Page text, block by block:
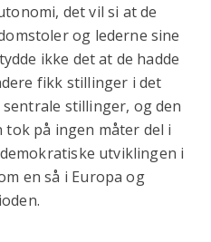
det vil si at de
og lederne sine
ikke det at de hadde
fikk stillinger i det
stillinger, og den
på ingen måter del i
utviklingen i
en så i Europa og